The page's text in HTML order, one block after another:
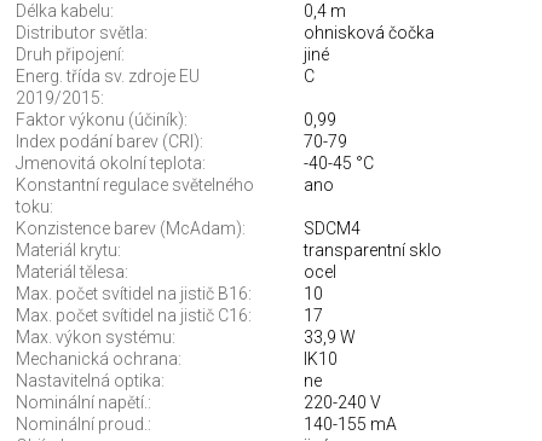
Délka kabelu:
0,4 m
Distributor světla:
ohnisková čočka
Druh připojení:
jiné
Energ. třída sv. zdroje EU
2019/2015:
C
Faktor výkonu (účiník):
0,99
Index podání barev (CRI):
70-79
Jmenovitá okolní teplota:
-40-45 °C
Konstantní regulace světelného
toku:
ano
Konzistence barev (McAdam):
SDCM4
Materiál krytu:
transparentní sklo
Materiál tělesa:
ocel
Max. počet svítidel na jistič B16:
10
Max. počet svítidel na jistič C16:
17
Max. výkon systému:
33,9 W
Mechanická ochrana:
IK10
Nastavitelná optika:
ne
Nominální napětí.:
220-240 V
Nominální proud.:
140-155 mA